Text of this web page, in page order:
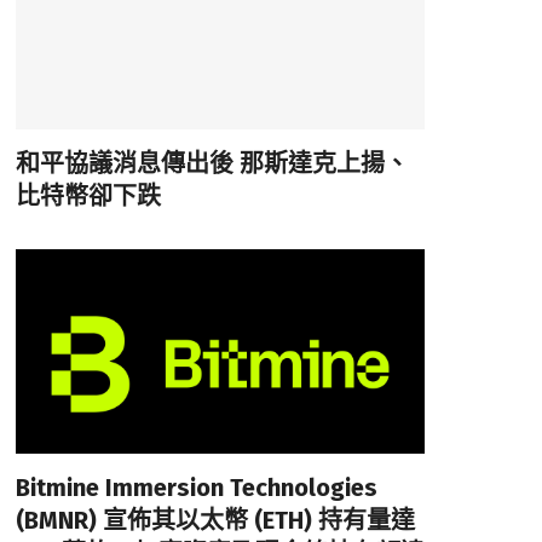
和平協議消息傳出後 那斯達克上揚、
比特幣卻下跌
Bitmine Immersion Technologies
(BMNR) 宣佈其以太幣 (ETH) 持有量達